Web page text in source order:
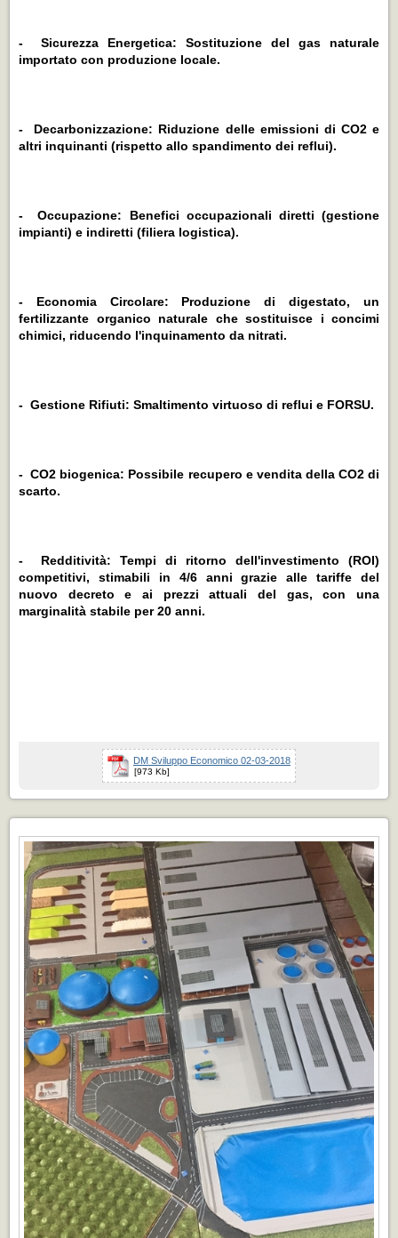
- Sicurezza Energetica: Sostituzione del gas naturale
importato con produzione locale.
- Decarbonizzazione: Riduzione delle emissioni di CO2 e
altri inquinanti (rispetto allo spandimento dei reflui).
- Occupazione: Benefici occupazionali diretti (gestione
impianti) e indiretti (filiera logistica).
- Economia Circolare: Produzione di digestato, un
fertilizzante organico naturale che sostituisce i concimi
chimici, riducendo l'inquinamento da nitrati.
- Gestione Rifiuti: Smaltimento virtuoso di reflui e FORSU.
- CO2 biogenica: Possibile recupero e vendita della CO2 di
scarto.
- Redditività: Tempi di ritorno dell'investimento (ROI)
competitivi, stimabili in 4/6 anni grazie alle tariffe del
nuovo decreto e ai prezzi attuali del gas, con una
marginalità stabile per 20 anni.
DM Sviluppo Economico 02-03-2018
[973 Kb]